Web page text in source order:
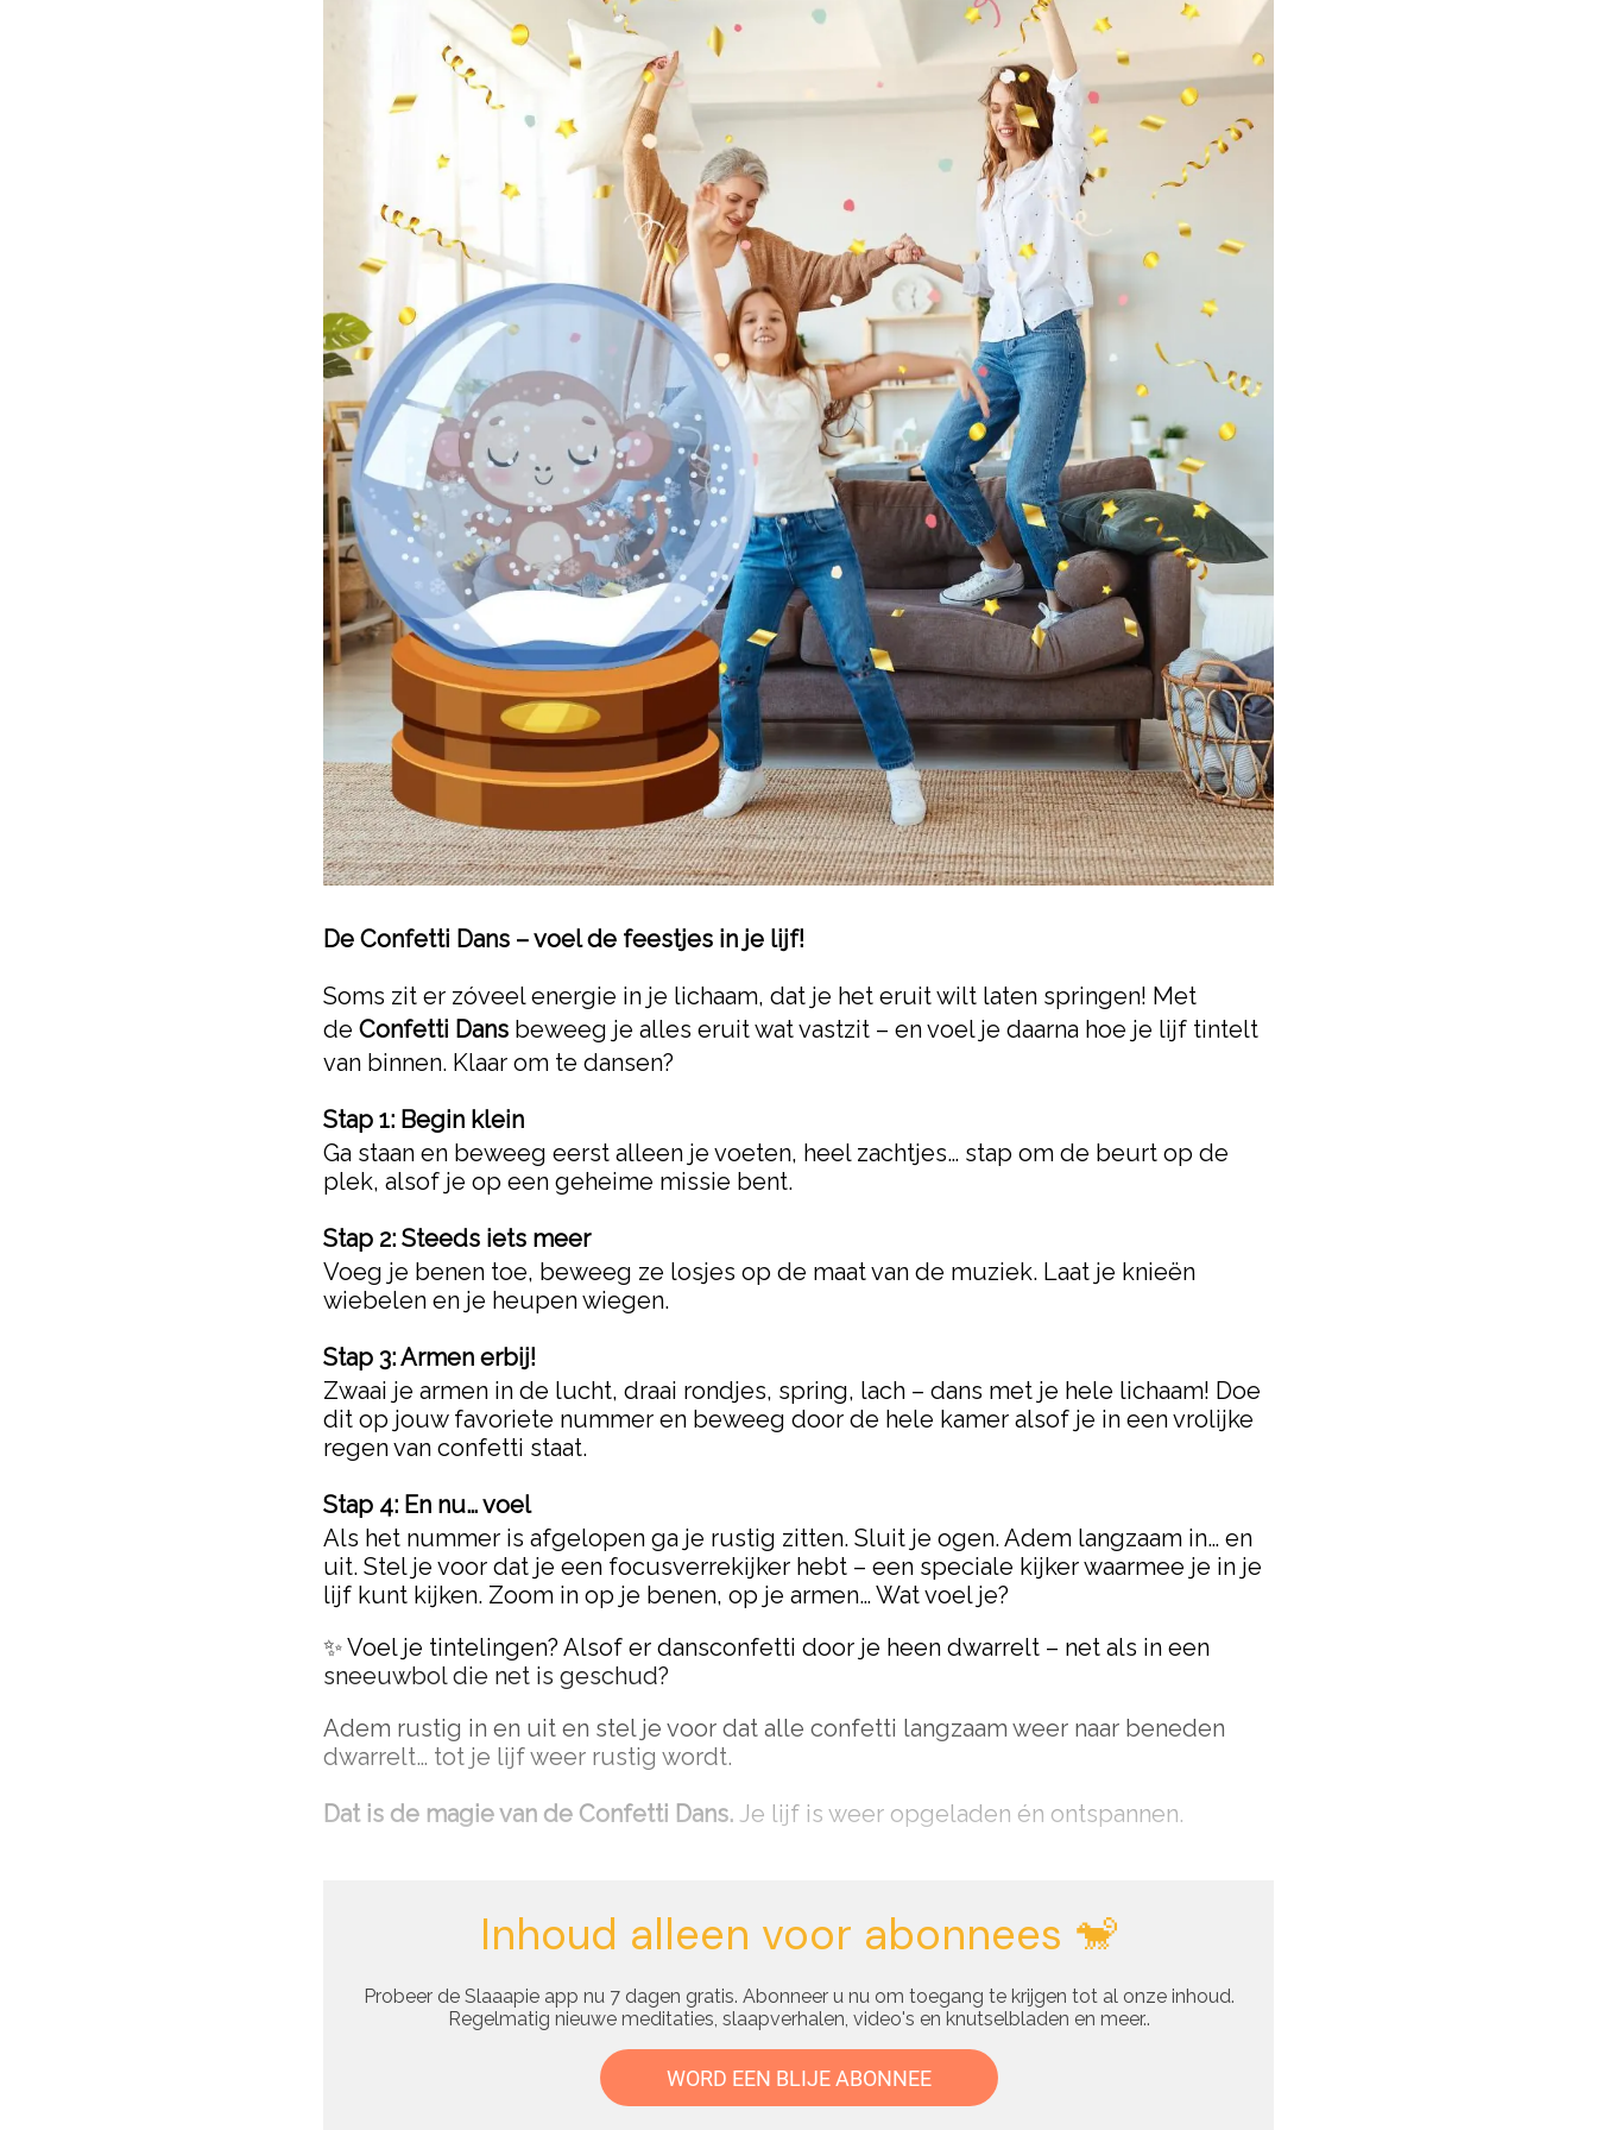
De Confetti Dans – voel de feestjes in je lijf!
Soms zit er zóveel energie in je lichaam, dat je het eruit wilt laten springen! Met
de Confetti Dans beweeg je alles eruit wat vastzit – en voel je daarna hoe je lijf tintelt
van binnen. Klaar om te dansen?
Stap 1: Begin klein
Ga staan en beweeg eerst alleen je voeten, heel zachtjes… stap om de beurt op de
plek, alsof je op een geheime missie bent.
Stap 2: Steeds iets meer
Voeg je benen toe, beweeg ze losjes op de maat van de muziek. Laat je knieën
wiebelen en je heupen wiegen.
Stap 3: Armen erbij!
Zwaai je armen in de lucht, draai rondjes, spring, lach – dans met je hele lichaam! Doe
dit op jouw favoriete nummer en beweeg door de hele kamer alsof je in een vrolijke
regen van confetti staat.
Stap 4: En nu… voel
Als het nummer is afgelopen ga je rustig zitten. Sluit je ogen. Adem langzaam in… en
uit. Stel je voor dat je een focusverrekijker hebt – een speciale kijker waarmee je in je
lijf kunt kijken. Zoom in op je benen, op je armen… Wat voel je?
✨ Voel je tintelingen? Alsof er dansconfetti door je heen dwarrelt – net als in een
sneeuwbol die net is geschud?
Adem rustig in en uit en stel je voor dat alle confetti langzaam weer naar beneden
dwarrelt… tot je lijf weer rustig wordt.
Dat is de magie van de Confetti Dans. Je lijf is weer opgeladen én ontspannen.
Inhoud alleen voor abonnees 🐒
Probeer de Slaaapie app nu 7 dagen gratis. Abonneer u nu om toegang te krijgen tot al onze inhoud.
Regelmatig nieuwe meditaties, slaapverhalen, video's en knutselbladen en meer..
WORD EEN BLIJE ABONNEE